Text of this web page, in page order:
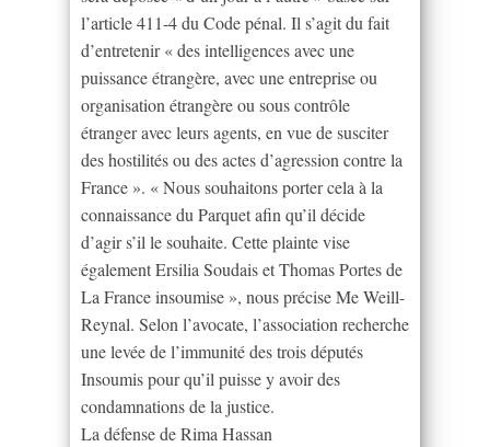
l’article 411-4 du Code pénal. Il s’agit du fait
d’entretenir « des intelligences avec une
puissance étrangère, avec une entreprise ou
organisation étrangère ou sous contrôle
étranger avec leurs agents, en vue de susciter
des hostilités ou des actes d’agression contre la
France ». « Nous souhaitons porter cela à la
connaissance du Parquet afin qu’il décide
d’agir s’il le souhaite. Cette plainte vise
également Ersilia Soudais et Thomas Portes de
La France insoumise », nous précise Me Weill-
Reynal. Selon l’avocate, l’association recherche
une levée de l’immunité des trois députés
Insoumis pour qu’il puisse y avoir des
condamnations de la justice.
La défense de Rima Hassan